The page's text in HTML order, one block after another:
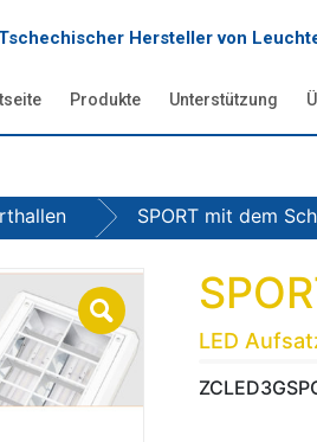
Tschechischer Hersteller von
Produkte Unterstützung
SPORT mit dem
LED